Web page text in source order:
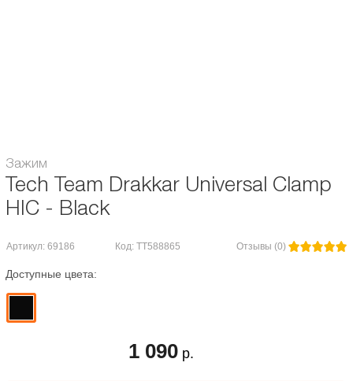
Зажим
Tech Team Drakkar Universal Clamp
HIC - Black
Артикул: 69186 Код: TT588865 Отзывы (0)
Доступные цвета:
1 090р.